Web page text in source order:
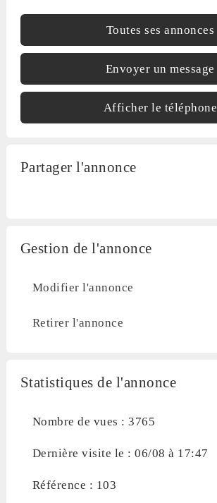
Toutes ses annonces
Envoyer un message
Afficher le téléphone
Partager l'annonce
Gestion de l'annonce
Modifier l'annonce
Retirer l'annonce
Statistiques de l'annonce
Nombre de vues : 3765
Dernière visite le : 06/08 à 17:47
Référence : 103